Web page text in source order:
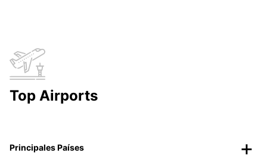
Top Airports
Principales Países